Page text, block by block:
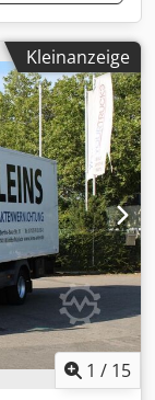
Kleinanzeige
1 / 15